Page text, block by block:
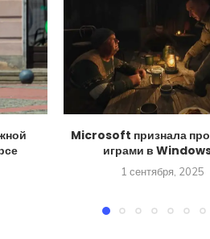
Microsoft признала
играми в Windows
1 сентября, 2025